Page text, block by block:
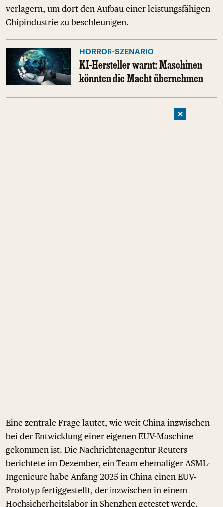
verlagern, um dort den Aufbau einer leistungsfähigen
Chipindustrie zu beschleunigen.
HORROR-SZENARIO
KI-Hersteller warnt: Maschinen
könnten die Macht übernehmen
✕
Eine zentrale Frage lautet, wie weit China inzwischen
bei der Entwicklung einer eigenen EUV-Maschine
gekommen ist. Die Nachrichtenagentur Reuters
berichtete im Dezember, ein Team ehemaliger ASML-
Ingenieure habe Anfang 2025 in China einen EUV-
Prototyp fertiggestellt, der inzwischen in einem
Hochsicherheitslabor in Shenzhen getestet werde.